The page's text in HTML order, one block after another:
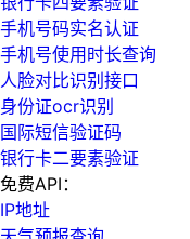
手机号码实名认证
手机号使用时长查询
人脸对比识别接口
身份证ocr识别
国际短信验证码
银行卡二要素验证
免费API：
IP地址